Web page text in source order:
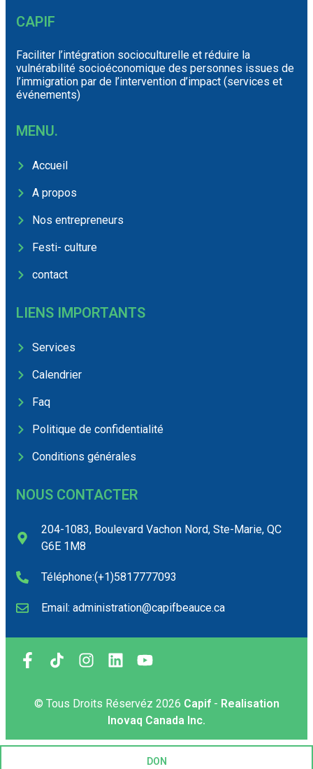
DON
CAPIF
Faciliter l’intégration socioculturelle et réduire la
vulnérabilité socioéconomique des personnes issues de
l’immigration par de l’intervention d’impact (services et
événements)
MENU.
Accueil
A propos
Nos entrepreneurs
Festi- culture
contact
LIENS IMPORTANTS
Services
Calendrier
Faq
Politique de confidentialité
Conditions générales
NOUS CONTACTER
204-1083, Boulevard Vachon Nord, Ste-Marie, QC
G6E 1M8
Téléphone:(+1)5817777093
Email: administration@capifbeauce.ca ​
© Tous Droits Réservéz 2026 Capif- Realisation
Inovaq Canada Inc.